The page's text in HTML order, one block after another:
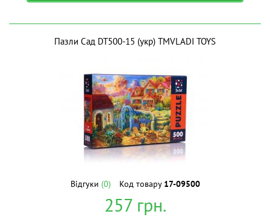
Пазли Сад DT500-15 (укр) ТМVLADI TOYS
Відгуки (0) Код товару 17-09500
257грн.